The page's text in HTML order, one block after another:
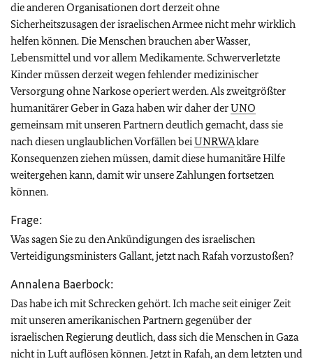
die anderen Organisationen dort derzeit ohne
Sicherheitszusagen der israelischen Armee nicht mehr wirklich
helfen können. Die Menschen brauchen aber Wasser,
Lebensmittel und vor allem Medikamente. Schwerverletzte
Kinder müssen derzeit wegen fehlender medizinischer
Versorgung ohne Narkose operiert werden. Als zweitgrößter
humanitärer Geber in Gaza haben wir daher derUNO
gemeinsam mit unseren Partnern deutlich gemacht, dass sie
nach diesen unglaublichen Vorfällen beiUNRWAklare
Konsequenzen ziehen müssen, damit diese humanitäre Hilfe
weitergehen kann, damit wir unsere Zahlungen fortsetzen
können.
Frage:
Was sagen Sie zu den Ankündigungen des israelischen
Verteidigungsministers Gallant, jetzt nach Rafah vorzustoßen?
Annalena Baerbock:
Das habe ich mit Schrecken gehört. Ich mache seit einiger Zeit
mit unseren amerikanischen Partnern gegenüber der
israelischen Regierung deutlich, dass sich die Menschen in Gaza
nicht in Luft auflösen können. Jetzt in Rafah, an dem letzten und